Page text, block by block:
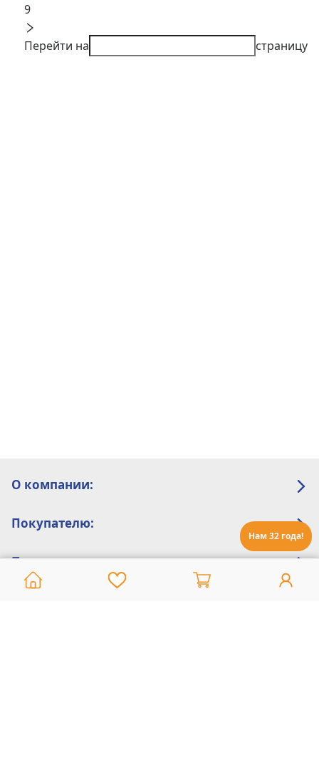
Нам 32 года!
9
Перейти на страницу
О компании:
Покупателю:
Помощь: